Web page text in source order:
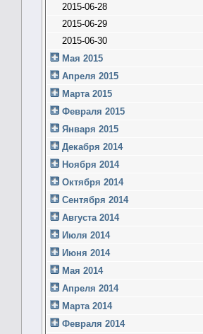
2015-06-28
2015-06-29
2015-06-30
Мая 2015
Апреля 2015
Марта 2015
Февраля 2015
Января 2015
Декабря 2014
Ноября 2014
Октября 2014
Сентября 2014
Августа 2014
Июля 2014
Июня 2014
Мая 2014
Апреля 2014
Марта 2014
Февраля 2014